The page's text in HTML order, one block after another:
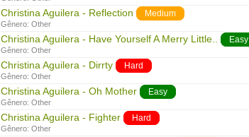
Christina Aguilera - Reflection Medium
Gênero: Other
Christina Aguilera - Have Yourself A Merry Little.. Easy
Gênero: Other
Christina Aguilera - Dirrty Hard
Gênero: Other
Christina Aguilera - Oh Mother Easy
Gênero: Other
Christina Aguilera - Fighter Hard
Gênero: Other